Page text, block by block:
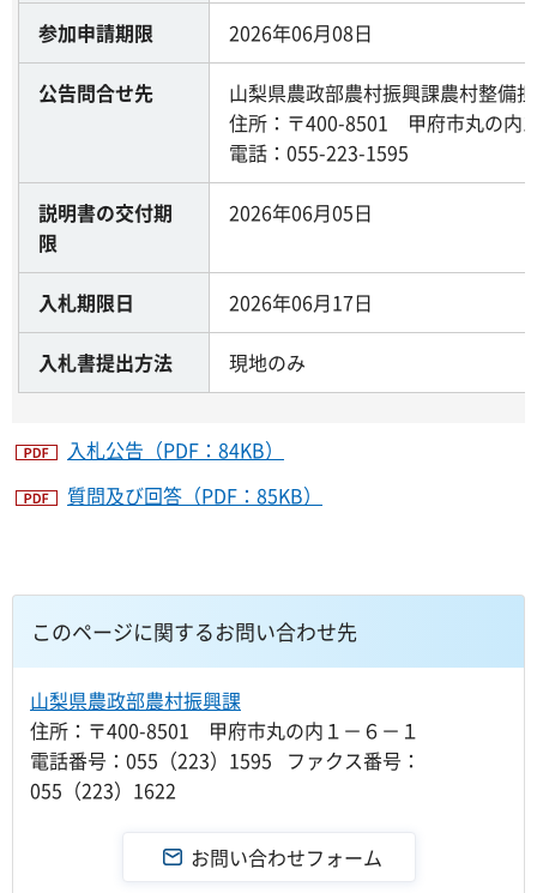
参加申請期限 2026年06月08日
公告問合せ先
山梨県農政部農村振興課農村整備
住所：〒400-8501 甲府市丸の内
電話：055-223-1595
説明書の交付期
限
2026年06月05日
入札期限日 2026年06月17日
入札書提出方法 現地のみ
入札公告（PDF：84KB）
質問及び回答（PDF：85KB）
このページに関するお問い合わせ先
山梨県農政部農村振興課
住所：〒400-8501 甲府市丸の内１－６－１
電話番号：055（223）1595 ファクス番号：
055（223）1622